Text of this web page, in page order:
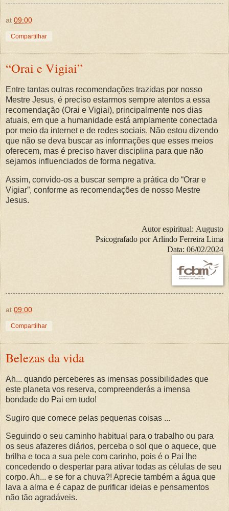
at 09:00
Compartilhar
“Orai e Vigiai”
Entre tantas outras recomendações trazidas por nosso
Mestre Jesus, é preciso estarmos sempre atentos a essa
recomendação (Orai e Vigiai), principalmente nos dias
atuais, em que a humanidade está amplamente conectada
por meio da internet e de redes sociais. Não estou dizendo
que não se deva buscar as informações que esses meios
oferecem, mas é preciso haver disciplina para que não
sejamos influenciados de forma negativa.
Assim, convido-os a buscar sempre a prática do “Orar e
Vigiar”, conforme as recomendações de nosso Mestre
Jesus.
Autor espiritual: Augusto
Psicografado por Arlindo Ferreira Lima
Data: 06/02/2024
at 09:00
Compartilhar
Belezas da vida
Ah... quando perceberes as imensas possibilidades que
este planeta vos reserva, compreenderás a imensa
bondade do Pai em tudo!
Sugiro que comece pelas pequenas coisas ...
Seguindo o seu caminho habitual para o trabalho ou para
os seus afazeres diários, perceba o sol que o aquece, que
brilha e toca a sua pele com carinho, pois é o Pai lhe
concedendo o despertar para ativar todas as células de seu
corpo. Ah... e se for a chuva?! Aprecie também a água que
lava a alma e é capaz de purificar ideias e pensamentos
não tão agradáveis.